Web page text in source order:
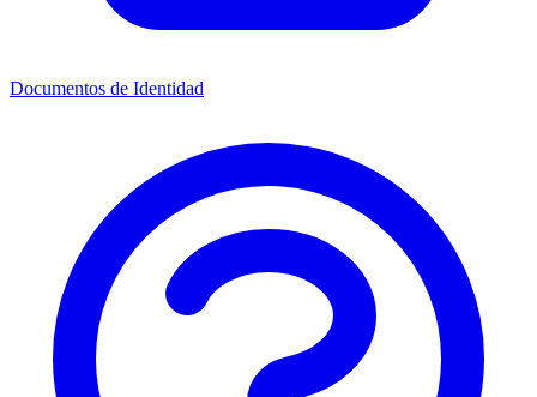
Documentos de Identidad